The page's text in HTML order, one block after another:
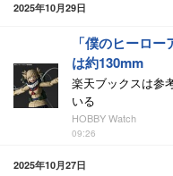
2025年10月29日
「僕のヒーロ
は約130mm
楽天ブックスは参
いる
HOBBY Watch
09:26
2025年10月27日